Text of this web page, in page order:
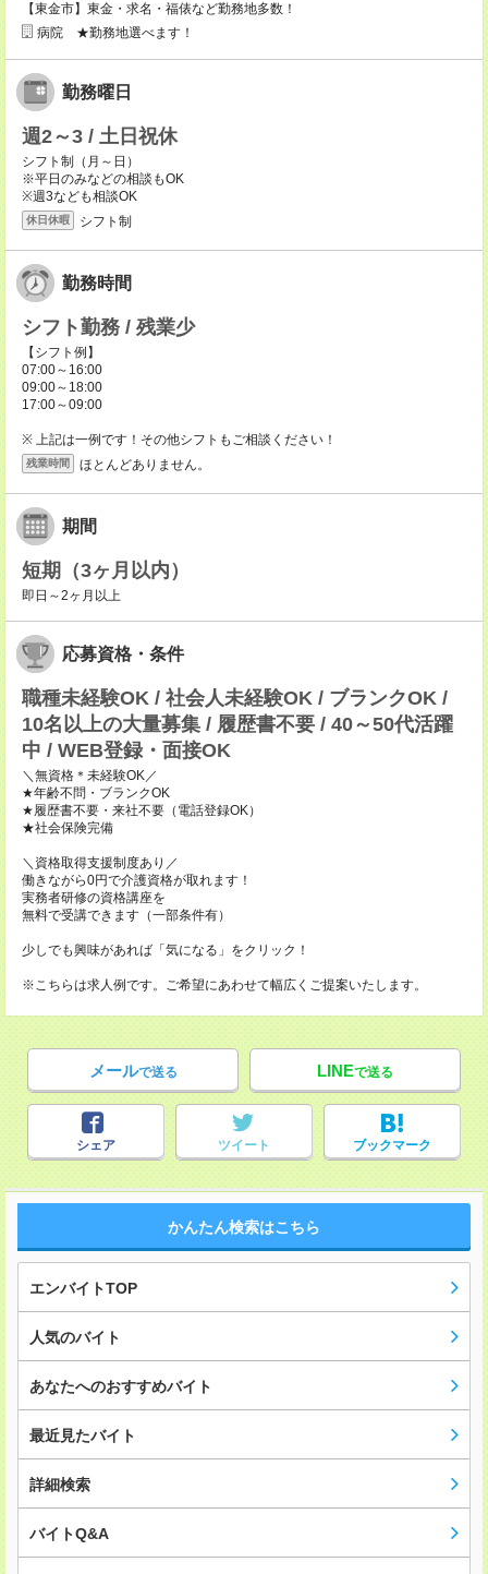
【東金市】東金・求名・福俵など勤務地多数！
病院 ★勤務地選べます！
勤務曜日
週2～3 / 土日祝休
シフト制（月～日）
※平日のみなどの相談もOK
※週3なども相談OK
休日休暇 シフト制
勤務時間
シフト勤務 / 残業少
【シフト例】
07:00～16:00
09:00～18:00
17:00～09:00
※ 上記は一例です！その他シフトもご相談ください！
残業時間 ほとんどありません。
期間
短期（3ヶ月以内）
即日～2ヶ月以上
応募資格・条件
職種未経験OK / 社会人未経験OK / ブランクOK /
10名以上の大量募集 / 履歴書不要 / 40～50代活躍
中 / WEB登録・面接OK
＼無資格＊未経験OK／
★年齢不問・ブランクOK
★履歴書不要・来社不要（電話登録OK）
★社会保険完備
＼資格取得支援制度あり／
働きながら0円で介護資格が取れます！
実務者研修の資格講座を
無料で受講できます（一部条件有）
少しでも興味があれば「気になる」をクリック！
※こちらは求人例です。ご希望にあわせて幅広くご提案いたします。
メールで送る LINEで送る
シェア ツイート ブックマーク
かんたん検索はこちら
エンバイトTOP
人気のバイト
あなたへのおすすめバイト
最近見たバイト
詳細検索
バイトQ&A